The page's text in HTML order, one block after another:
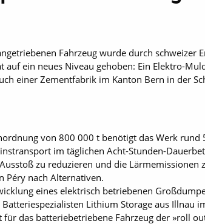
­Fahrzeug wurde durch schweizer
ein neues Niveau gehoben: Ein Elektro-
einer Zementfabrik im Kanton Bern in der
von 800 000 t benötigt das Werk rund
im täglichen Acht-Stunden-
zu reduzieren und die Lärmemissionen
Péry nach Alternativen.
eines elektrisch betriebenen
Lithium Storage aus Illnau
das batteriebetriebene Fahrzeug der »roll